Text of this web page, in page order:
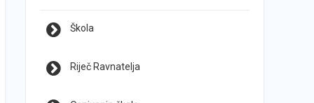
Škola
Riječ Ravnatelja